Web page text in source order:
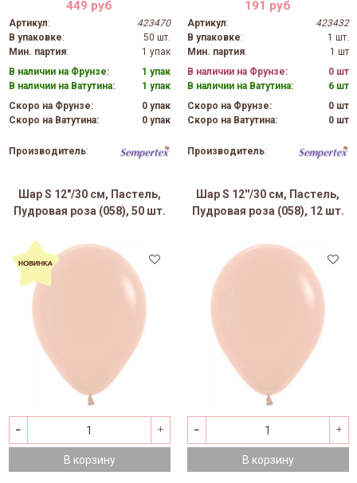
449 руб
Артикул:
423470
В упаковке:
50 шт.
Мин. партия:
1 упак
В наличии на Фрунзе:
1 упак
В наличии на Ватутина:
1 упак
Скоро на Фрунзе:
0 упак
Скоро на Ватутина:
0 упак
Производитель:
191 руб
Артикул:
423432
В упаковке:
1 шт.
Мин. партия:
1 шт
В наличии на Фрунзе:
0 шт
В наличии на Ватутина:
6 шт
Скоро на Фрунзе:
0 шт
Скоро на Ватутина:
0 шт
Производитель:
Шар S 12"/30 см, Пастель,
Пудровая роза (058), 50 шт.
В корзину
Шар S 12''/30 см, Пастель,
Пудровая роза (058), 12 шт.
В корзину